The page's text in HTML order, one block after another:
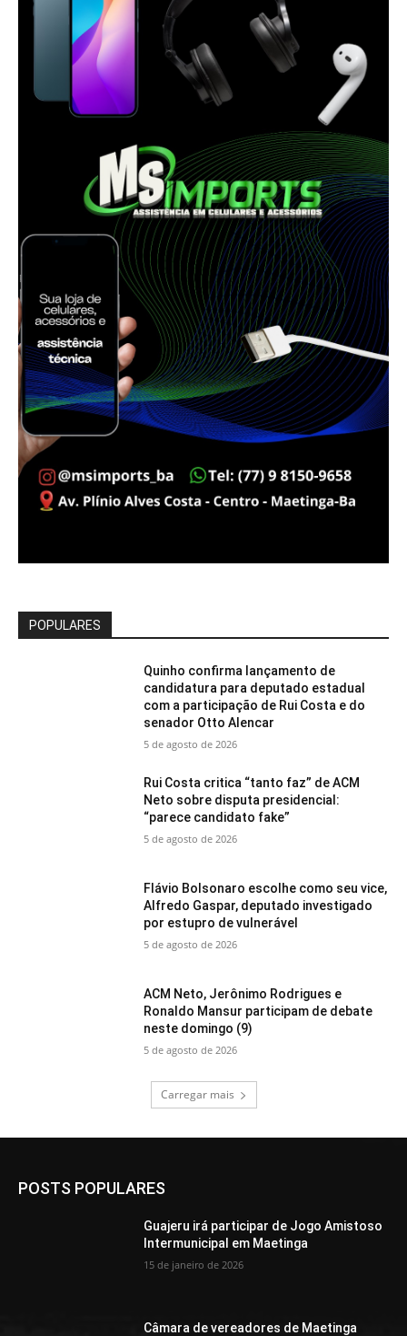
POPULARES
Quinho confirma lançamento de
candidatura para deputado estadual
com a participação de Rui Costa e do
senador Otto Alencar
5 de agosto de 2026
Rui Costa critica “tanto faz” de ACM
Neto sobre disputa presidencial:
“parece candidato fake”
5 de agosto de 2026
Flávio Bolsonaro escolhe como seu vice,
Alfredo Gaspar, deputado investigado
por estupro de vulnerável
5 de agosto de 2026
ACM Neto, Jerônimo Rodrigues e
Ronaldo Mansur participam de debate
neste domingo (9)
5 de agosto de 2026
Carregar mais
POSTS POPULARES
Guajeru irá participar de Jogo Amistoso
Intermunicipal em Maetinga
15 de janeiro de 2026
Câmara de vereadores de Maetinga